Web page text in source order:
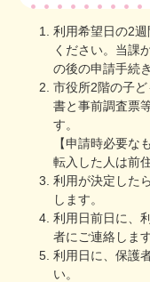
利用希望日の2
ください。当課
の後の申請手続
市役所2階の子
書と事前調査票
【申請時必要
転入した人は前
利用が決定した
します。
利用日前日に、
者にご連絡します
利用日に、保護
い。